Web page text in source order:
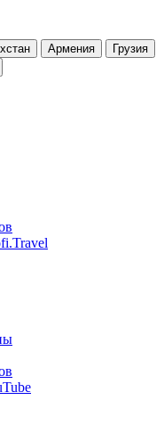
Армения
Грузия